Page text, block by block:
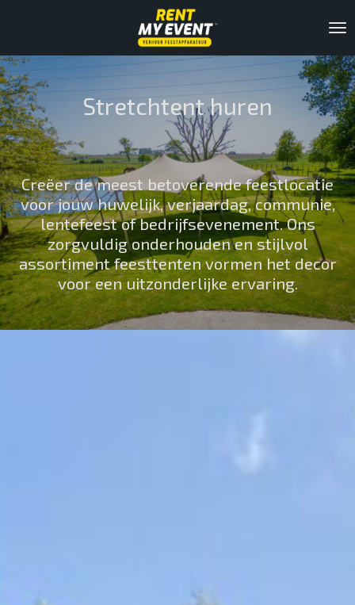
naar
de
hoofdinhoud Stretchtent huren
Creëer de meest betoverende feestlocatie
voor jouw huwelijk, verjaardag, communie,
lentefeest of bedrijfsevenement. Ons
zorgvuldig onderhouden en stijlvol
assortiment feesttenten vormen het decor
voor een uitzonderlijke ervaring.